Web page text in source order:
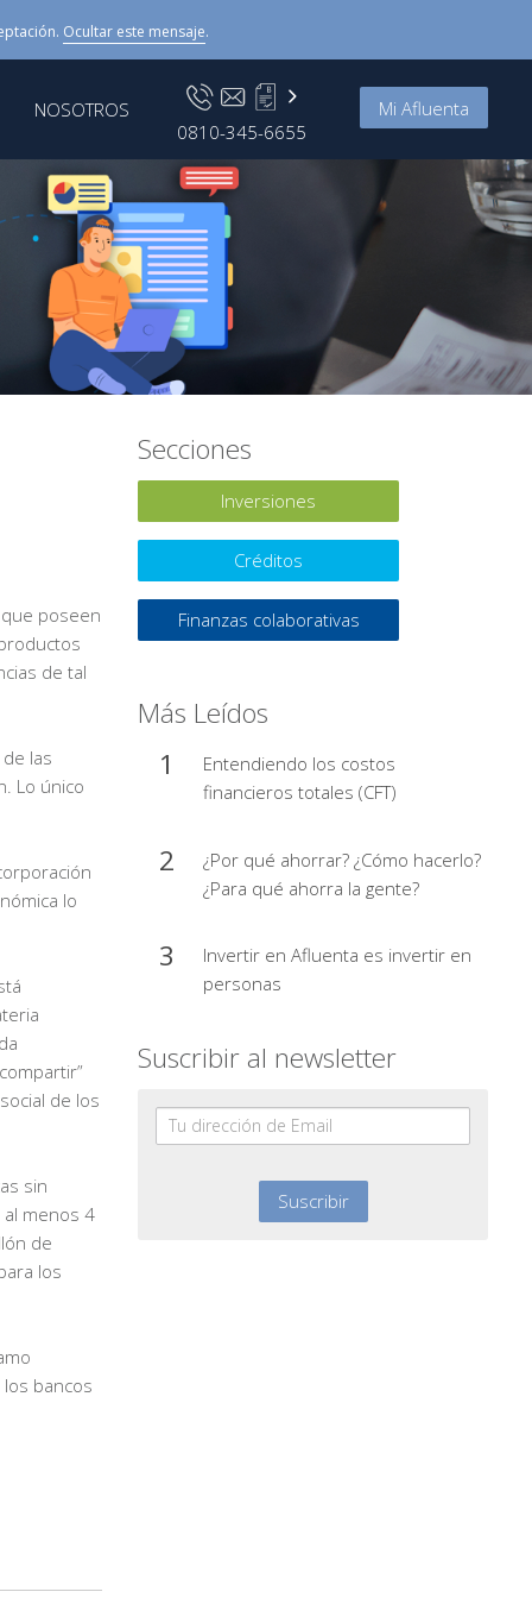
Ocultar este mensaje.
NOSOTROS
0810-345-6655
Mi Afluenta
poseen
de tal
las
Lo único
lo
de los
sin
menos 4
de
los
bancos
Secciones
Inversiones
Créditos
Finanzas colaborativas
Más Leídos
Entendiendo los costos
financieros totales (CFT)
¿Por qué ahorrar? ¿Cómo hacerlo?
¿Para qué ahorra la gente?
Invertir en Afluenta es invertir en
personas
Suscribir al newsletter